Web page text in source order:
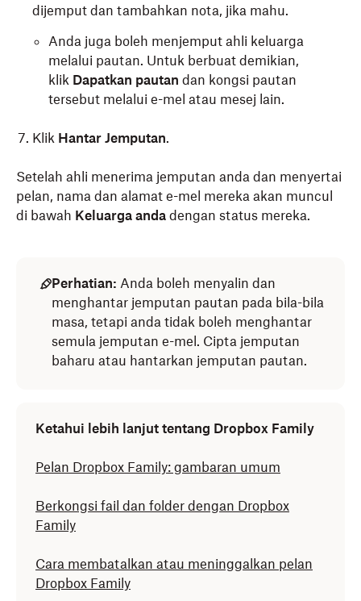
dijemput dan tambahkan nota, jika mahu.
Anda juga boleh menjemput ahli keluarga
melalui pautan. Untuk berbuat demikian,
klik Dapatkan pautan dan kongsi pautan
tersebut melalui e-mel atau mesej lain.
Klik Hantar Jemputan.
Setelah ahli menerima jemputan anda dan menyertai
pelan, nama dan alamat e-mel mereka akan muncul
di bawah Keluarga anda dengan status mereka.
Perhatian: Anda boleh menyalin dan
menghantar jemputan pautan pada bila-bila
masa, tetapi anda tidak boleh menghantar
semula jemputan e-mel. Cipta jemputan
baharu atau hantarkan jemputan pautan.
Ketahui lebih lanjut tentang Dropbox Family
Pelan Dropbox Family: gambaran umum
Berkongsi fail dan folder dengan Dropbox
Family
Cara membatalkan atau meninggalkan pelan
Dropbox Family